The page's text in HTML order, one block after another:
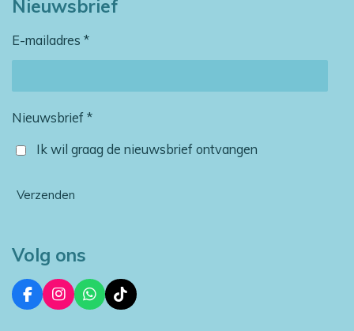
Nieuwsbrief
E-mailadres *
Nieuwsbrief *
Ik wil graag de nieuwsbrief ontvangen
Verzenden
Volg ons
F
a
I
n
W
h
T
i